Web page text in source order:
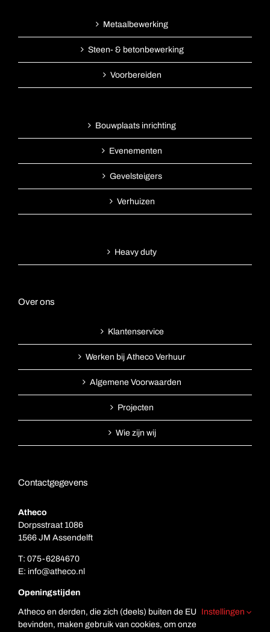
Metaalbewerking
Steen- & betonbewerking
Voorbereiden
Bouwplaats inrichting
Evenementen
Gevelsteigers
Verhuizen
Heavy duty
Over ons
Klantenservice
Werken bij Atheco Verhuur
Algemene Voorwaarden
Projecten
Wie zijn wij
Contactgegevens
Atheco
Dorpsstraat 1086
1566 JM Assendelft
T: 075-6284670
E: info@atheco.nl
Openingstijden
Za: Gesloten
Atheco en derden, die zich (deels) buiten de EU
bevinden, maken gebruik van cookies, om onze
Instellingen